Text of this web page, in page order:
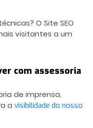
O Site SEO
visitantes a um
com assessoria
de imprensa,
a visibilidade do nosso